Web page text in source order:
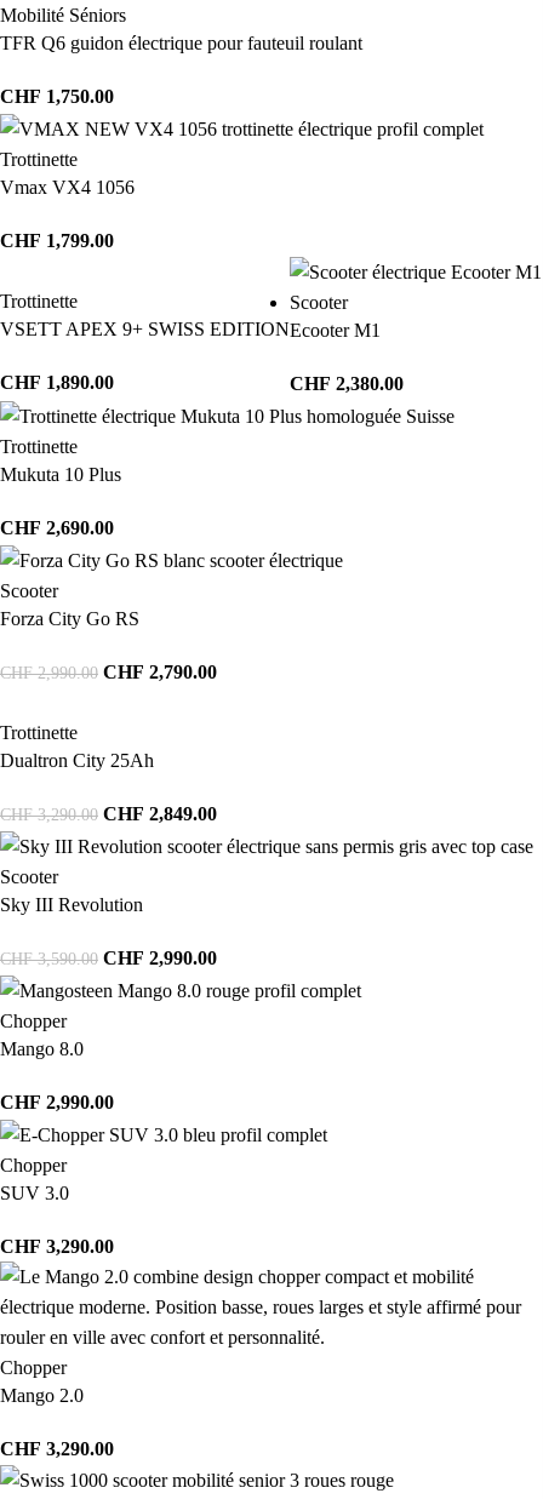
Mobilité Séniors
TFR Q6 guidon électrique pour fauteuil roulant
CHF 1,750.00
Trottinette
Vmax VX4 1056
CHF 1,799.00
Trottinette
VSETT APEX 9+ SWISS EDITION
CHF 1,890.00
Scooter
Ecooter M1
CHF 2,380.00
Trottinette
Mukuta 10 Plus
CHF 2,690.00
Scooter
Forza City Go RS
CHF2,990.00 CHF 2,790.00
Trottinette
Dualtron City 25Ah
CHF3,290.00 CHF 2,849.00
Scooter
Sky III Revolution
CHF3,590.00 CHF 2,990.00
Chopper
Mango 8.0
CHF 2,990.00
Chopper
SUV 3.0
CHF 3,290.00
Chopper
Mango 2.0
CHF 3,290.00